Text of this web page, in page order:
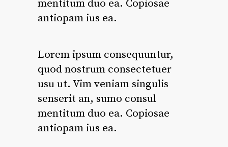
mentitum duo ea. Copiosae
antiopam ius ea.
Lorem ipsum consequuntur,
quod nostrum consectetuer
usu ut. Vim veniam singulis
senserit an, sumo consul
mentitum duo ea. Copiosae
antiopam ius ea.